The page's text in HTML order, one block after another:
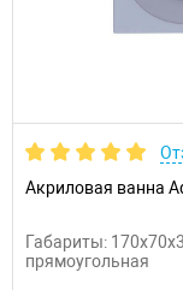
Акриловая ванна
Габариты:
прямоугольная